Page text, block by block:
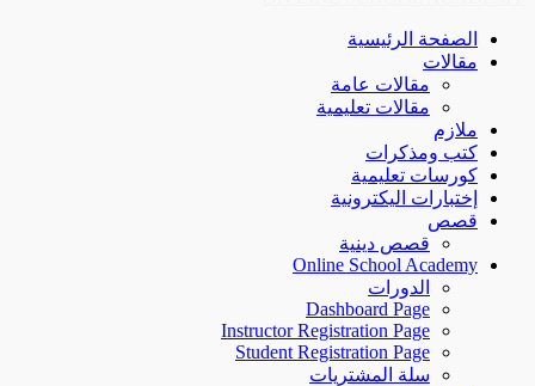
الصفحة الرئيسية
مقالات
مقالات عامة
مقالات تعليمية
ملازم
كتب ومذكرات
كورسات تعليمية
إختبارات اليكترونية
قصص
قصص دينية
Online School Academy
الدورات
Dashboard Page
Instructor Registration Page
Student Registration Page
سلة المشتريات